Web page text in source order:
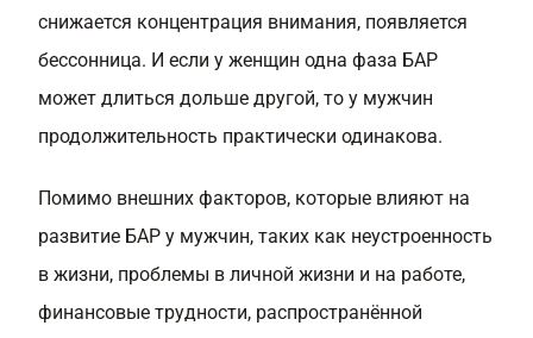
снижается концентрация внимания, появляется
бессонница. И если у женщин одна фаза БАР
может длиться дольше другой, то у мужчин
продолжительность практически одинакова.
Помимо внешних факторов, которые влияют на
развитие БАР у мужчин, таких как неустроенность
в жизни, проблемы в личной жизни и на работе,
финансовые трудности, распространённой